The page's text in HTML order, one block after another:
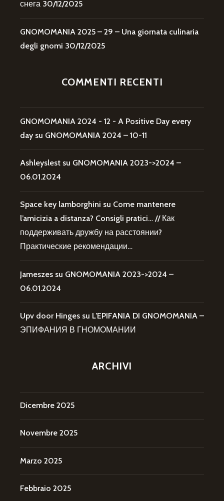
снега 30/12/2025
GNOMOMANIA 2025 – 29 – Una giornata culinaria
degli gnomi 30/12/2025
COMMENTI RECENTI
GNOMOMANIA 2024 - 12 - A Positive Day every
day su GNOMOMANIA 2024 – 10-11
Ashleyslest su GNOMOMANIA 2023->2024 –
06.01.2024
Space key lamborghini su Come mantenere
l’amicizia a distanza? Consigli pratici… // Как
поддерживать дружбу на расстоянии?
Практические рекомендации…
Jameszes su GNOMOMANIA 2023->2024 –
06.01.2024
Upv door Hinges su L’EPIFANIA DI GNOMOMANIA –
ЭПИФАНИЯ В ГНОМОМАНИИ
ARCHIVI
Dicembre 2025
Novembre 2025
Marzo 2025
Febbraio 2025